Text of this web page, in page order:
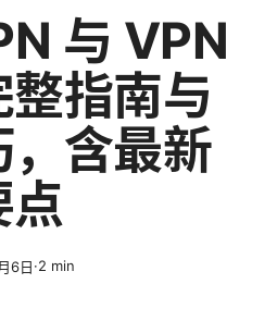
与 VPN
指南与
含最新
点
6日·2 min